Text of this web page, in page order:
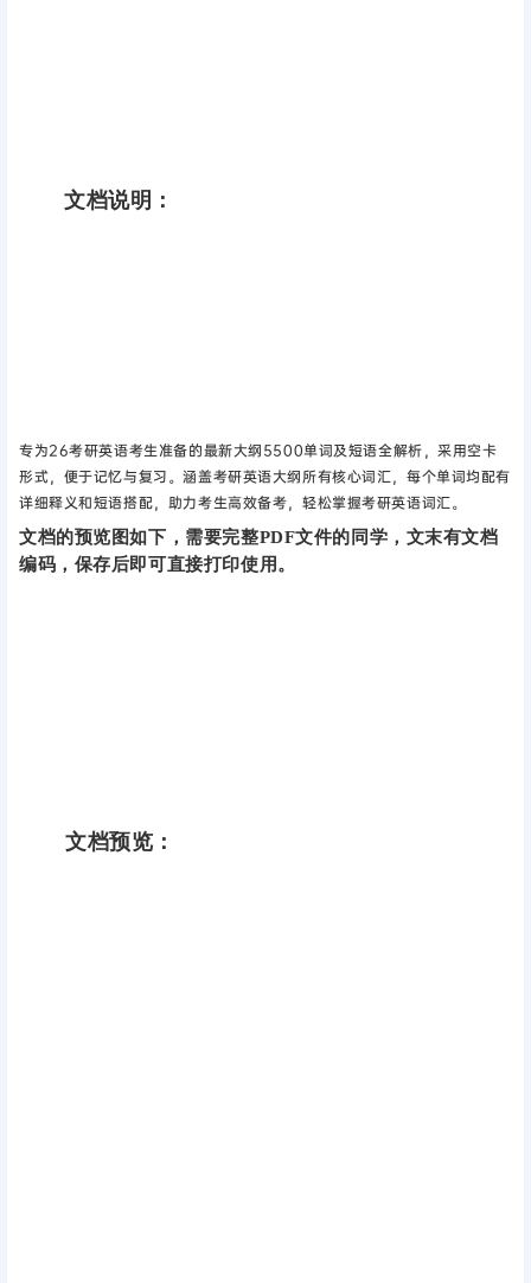
文档说明：
专为26考研英语考生准备的最新大纲5500单词及短语全解析，采用空卡
形式，便于记忆与复习。涵盖考研英语大纲所有核心词汇，每个单词均配有
详细释义和短语搭配，助力考生高效备考，轻松掌握考研英语词汇。
文档的预览图如下，需要完整PDF文件的同学，文末有文档
编码，保存后即可直接打印使用。
文档预览：